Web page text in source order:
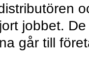
jobbet. De
går till